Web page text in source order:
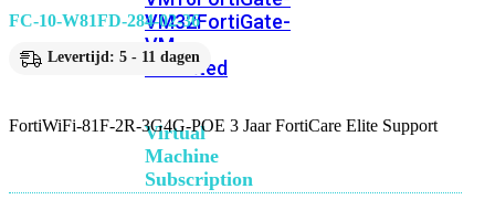
VM32FortiGate-
VM
Unlimited
Virtual
Machine
Subscription
FC-10-W81FD-284-02-36
Levertijd: 5 - 11 dagen
FortiWiFi-81F-2R-3G4G-POE 3 Jaar FortiCare Elite Support